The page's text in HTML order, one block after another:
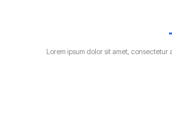
Lorem ipsum dolor sit amet,